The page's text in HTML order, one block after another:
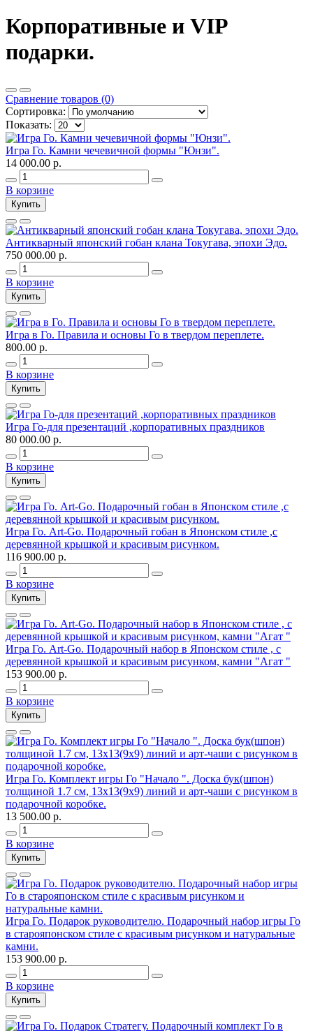
Корпоративные и VIP
подарки.
Сравнение товаров (0)
Сортировка:
Показать:
Игра Го. Камни чечевичной формы "Юнзи".
14 000.00 р.
В корзине
Купить
Антикварный японский гобан клана Токугава, эпохи Эдо.
750 000.00 р.
В корзине
Купить
Игра в Го. Правила и основы Го в твердом переплете.
800.00 р.
В корзине
Купить
Игра Го-для презентаций ,корпоративных праздников
80 000.00 р.
В корзине
Купить
Игра Го. Art-Go. Подарочный гобан в Японском стиле ,c
деревянной крышкой и красивым рисунком.
116 900.00 р.
В корзине
Купить
Игра Го. Art-Go. Подарочный набор в Японском стиле , c
деревянной крышкой и красивым рисунком, камни "Агат "
153 900.00 р.
В корзине
Купить
Игра Го. Комплект игры Го "Начало ". Доска бук(шпон)
толщиной 1.7 см, 13х13(9х9) линий и арт-чаши с рисунком в
подарочной коробке.
13 500.00 р.
В корзине
Купить
Игра Го. Подарок руководителю. Подарочный набор игры Го
в старояпонском стиле c красивым рисунком и натуральные
камни.
153 900.00 р.
В корзине
Купить